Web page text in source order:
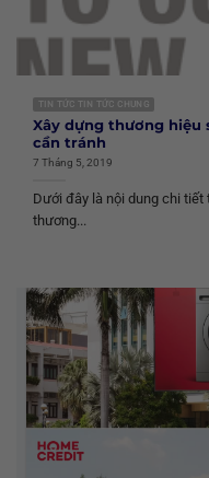
TIN TỨC TIN TỨC CHUNG
Xây dựng thương hiệu
cần tránh
7 Tháng 5, 2019
Dưới đây là nội dung chi tiết
thương...